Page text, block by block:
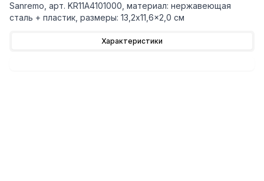
Sanremo, арт. KR11A4101000, материал: нержавеющая
сталь + пластик, размеры: 13,2x11,6x2,0 см
Характеристики